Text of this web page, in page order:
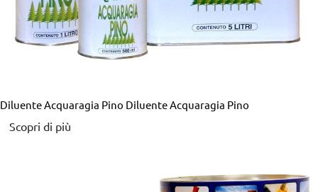
Diluente Acquaragia Pino Diluente Acquaragia Pino
Scopri di più